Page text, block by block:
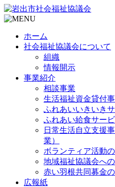
ホーム
社会福祉協議会について
組織
情報開示
事業紹介
相談事業
生活福祉資金貸付
ふれあいいきいき
ふれあい給食サー
日常生活自立支援
業）
ボランティア活動
地域福祉協議会へ
赤い羽根共同募金
広報紙